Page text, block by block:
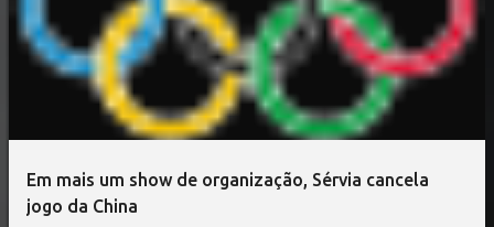
Em mais um show de organização, Sérvia cancela
jogo da China